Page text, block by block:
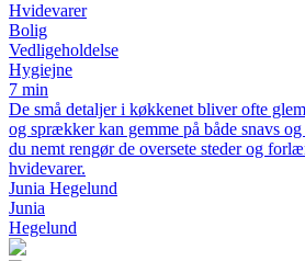
Hvidevarer
Bolig
Vedligeholdelse
Hygiejne
7 min
De små detaljer i køkkenet bliver ofte
og sprækker kan gemme på både snavs
du nemt rengør de oversete steder og
hvidevarer.
Junia Hegelund
Junia
Hegelund